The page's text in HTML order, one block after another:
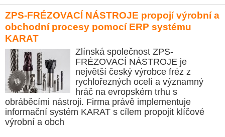
ZPS-FRÉZOVACÍ NÁSTROJE propojí výrobní a
obchodní procesy pomocí ERP systému
KARAT
Zlínská společnost ZPS-
FRÉZOVACÍ NÁSTROJE je
největší český výrobce fréz z
rychlořezných ocelí a významný
hráč na evropském trhu s
obráběcími nástroji. Firma právě implementuje
informační systém KARAT s cílem propojit klíčové
výrobní a obch